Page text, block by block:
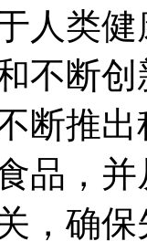
人类
不断
断推
品，
，确